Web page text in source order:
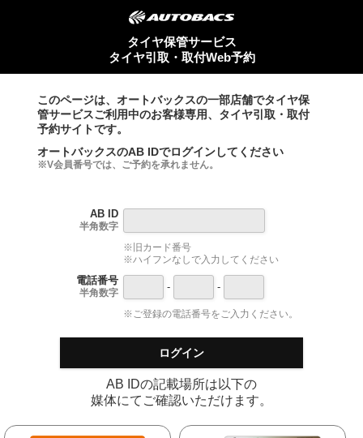
タイヤ保管サービス
タイヤ引取・取付Web予約
このページは、オートバックスの一部店舗でタイヤ保
管サービスご利用中のお客様専用、タイヤ引取・取付
予約サイトです。
オートバックスのAB IDでログインしてください
※V会員番号では、ご予約を承れません。
AB ID
半角数字
※旧カード番号
※ハイフンなしで入力してください
電話番号
半角数字 - -
※ご登録の電話番号をご入力ください。
ログイン
AB IDの記載場所は以下の
媒体にてご確認いただけます。